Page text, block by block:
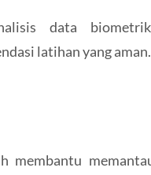
data
latihan yang aman.
membantu